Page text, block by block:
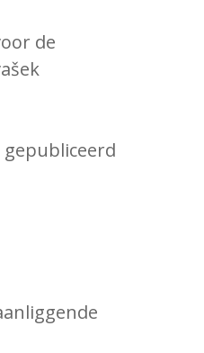
de
gepubliceerd